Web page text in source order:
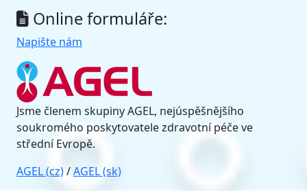
Online formuláře:
Napište nám
Jsme členem skupiny AGEL, nejúspěšnějšího
soukromého poskytovatele zdravotní péče ve
střední Evropě.
AGEL (cz)/AGEL (sk)